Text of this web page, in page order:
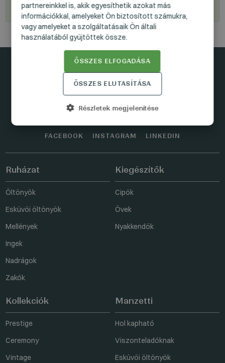
Legyél viszonteladónk
Maradjunk kapcsolatban
FACEBOOK INSTAGRAM LINKEDIN
Ruházat
Öltönyök
Esküvői öltönyök
Mellények
Ingek
Nadrágok
Zakók
Kiegészítők
Cipők
Övek
Nyakkendők
Kollekciók
Prestige
Ceremony
Vintage
Manzetti
Hol kapható
Viszonteladóknak
Esküvői öltönyök
partnereinkkel is, akik egyesíthetik azokat más
információkkal, amelyeket Ön biztosított számukra,
vagy amelyeket a szolgáltatásaik Ön általi
használatából gyűjtöttek össze.
ÖSSZES ELFOGADÁSA
ÖSSZES ELUTASÍTÁSA
Részletek megjelenítése